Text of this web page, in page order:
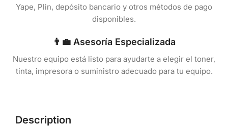
Yape, Plin, depósito bancario y otros métodos de pago
disponibles.
👨‍💼 Asesoría Especializada
Nuestro equipo está listo para ayudarte a elegir el toner,
tinta, impresora o suministro adecuado para tu equipo.
Description